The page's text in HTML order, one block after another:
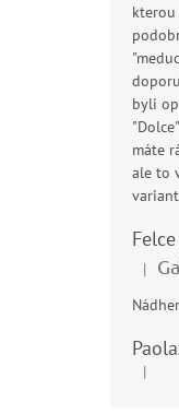
kterou
byli
máte
ale to
|
|